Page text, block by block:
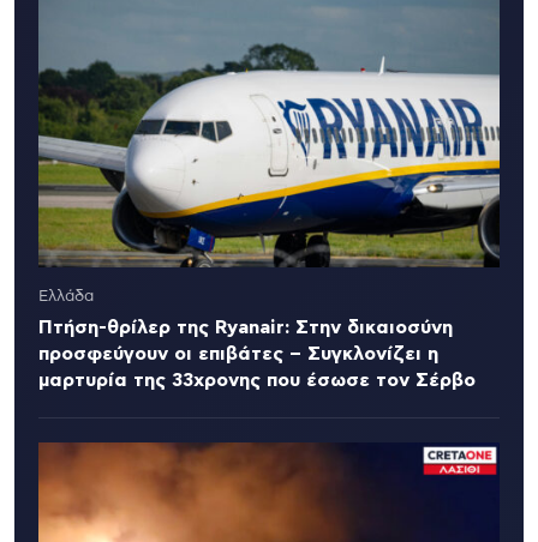
Ελλάδα
Πτήση-θρίλερ της Ryanair: Στην δικαιοσύνη
προσφεύγουν οι επιβάτες – Συγκλονίζει η
μαρτυρία της 33χρονης που έσωσε τον Σέρβο